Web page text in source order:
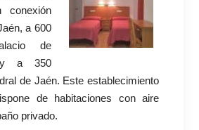
conexión
a 600
de
y a 350
de Jaén. Este establecimiento
de habitaciones con aire
privado.